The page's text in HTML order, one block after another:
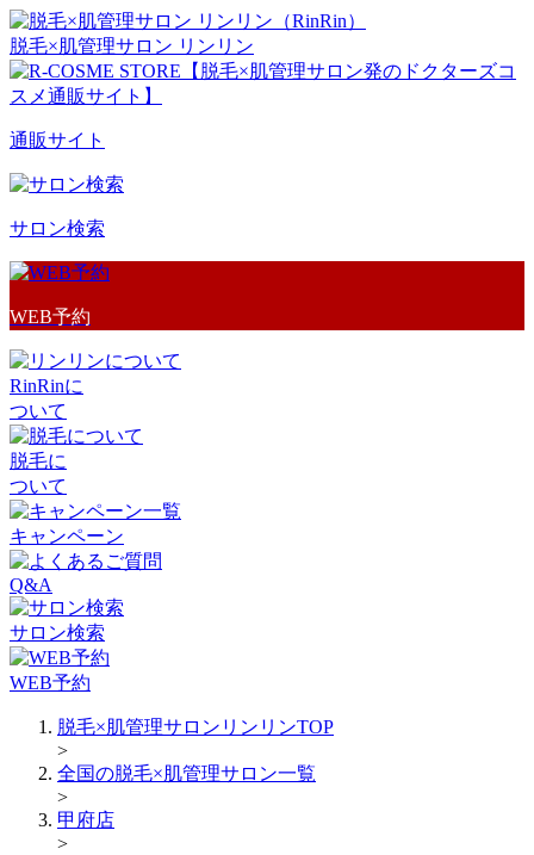
脱毛×肌管理サロン リンリン
通販サイト
サロン検索
WEB予約
RinRinに
ついて
脱毛に
ついて
キャンペーン
Q&A
サロン検索
WEB予約
脱毛×肌管理サロンリンリンTOP
>
全国の脱毛×肌管理サロン一覧
>
甲府店
>